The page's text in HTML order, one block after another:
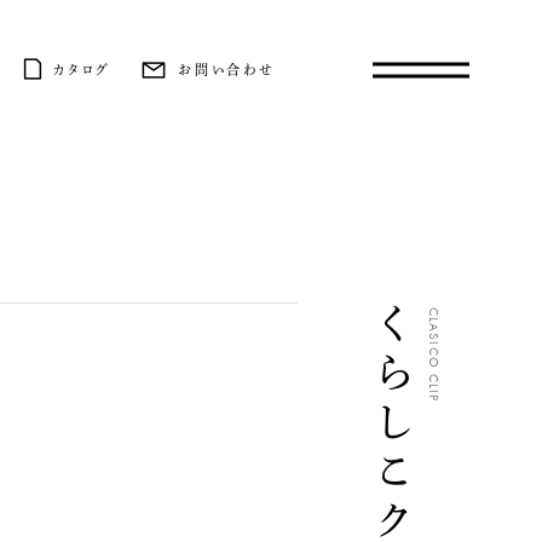
カタログ お問い合わせ
CLASICO CLIP